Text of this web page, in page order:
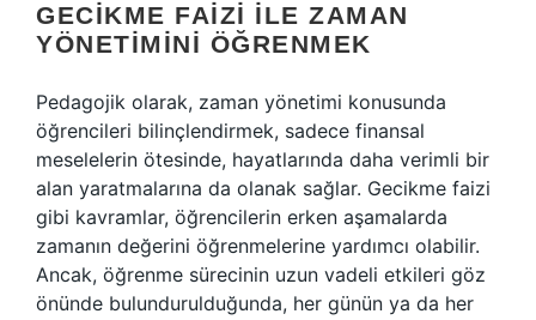
GECIKME FAIZI ILE ZAMAN
YÖNETIMINI ÖĞRENMEK
Pedagojik olarak, zaman yönetimi konusunda
öğrencileri bilinçlendirmek, sadece finansal
meselelerin ötesinde, hayatlarında daha verimli bir
alan yaratmalarına da olanak sağlar. Gecikme faizi
gibi kavramlar, öğrencilerin erken aşamalarda
zamanın değerini öğrenmelerine yardımcı olabilir.
Ancak, öğrenme sürecinin uzun vadeli etkileri göz
önünde bulundurulduğunda, her günün ya da her